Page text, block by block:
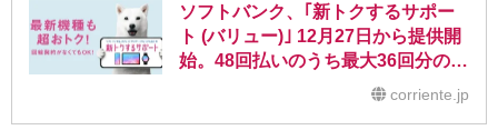
ソフトバンク、｢新トクするサポー
ト (バリュー)｣ 12月27日から提供開
始。48回払いのうち最大36回分の支
corriente.jp